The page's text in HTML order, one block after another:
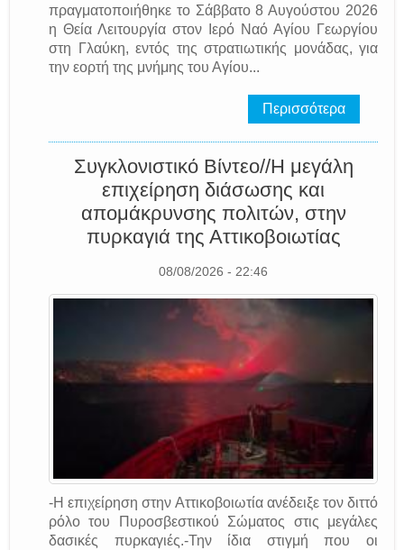
πραγματοποιήθηκε το Σάββατο 8 Αυγούστου 2026
η Θεία Λειτουργία στον Ιερό Ναό Αγίου Γεωργίου
στη Γλαύκη, εντός της στρατιωτικής μονάδας, για
την εορτή της μνήμης του Αγίου...
Περισσότερα
Συγκλονιστικό Βίντεο//Η μεγάλη
επιχείρηση διάσωσης και
απομάκρυνσης πολιτών, στην
πυρκαγιά της Αττικοβοιωτίας
08/08/2026 - 22:46
-Η επιχείρηση στην Αττικοβοιωτία ανέδειξε τον διττό
ρόλο του Πυροσβεστικού Σώματος στις μεγάλες
δασικές πυρκαγιές.-Την ίδια στιγμή που οι